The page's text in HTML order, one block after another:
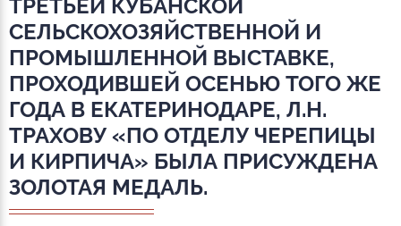
ТРЕТЬЕЙ КУБАНСКОЙ
СЕЛЬСКОХОЗЯЙСТВЕННОЙ И
ПРОМЫШЛЕННОЙ ВЫСТАВКЕ,
ПРОХОДИВШЕЙ ОСЕНЬЮ ТОГО ЖЕ
ГОДА В ЕКАТЕРИНОДАРЕ, Л.Н.
ТРАХОВУ «ПО ОТДЕЛУ ЧЕРЕПИЦЫ
И КИРПИЧА» БЫЛА ПРИСУЖДЕНА
ЗОЛОТАЯ МЕДАЛЬ.